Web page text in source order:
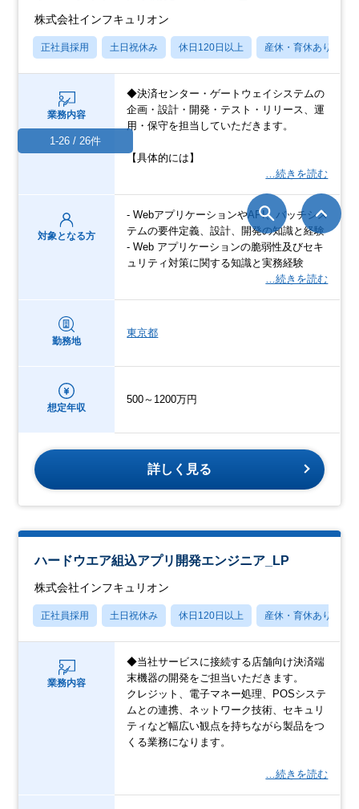
株式会社インフキュリオン
正社員採用 土日祝休み 休日120日以上 産休・育休あり
業務内容
◆決済センター・ゲートウェイシステムの
企画・設計・開発・テスト・リリース、運
用・保守を担当していただきます。
【具体的には】
…続きを読む
対象となる方
- WebアプリケーションやAPI、バッチシス
テムの要件定義、設計、開発の知識と経験
- Web アプリケーションの脆弱性及びセキ
ュリティ対策に関する知識と実務経験
…続きを読む
勤務地
東京都
想定年収
500～1200万円
詳しく見る
ハードウエア組込アプリ開発エンジニア_LP
株式会社インフキュリオン
正社員採用 土日祝休み 休日120日以上 産休・育休あり
業務内容
◆当社サービスに接続する店舗向け決済端
末機器の開発をご担当いただきます。
クレジット、電子マネー処理、POSシステ
ムとの連携、ネットワーク技術、セキュリ
ティなど幅広い観点を持ちながら製品をつ
くる業務になります。
…続きを読む
1-26 / 26件